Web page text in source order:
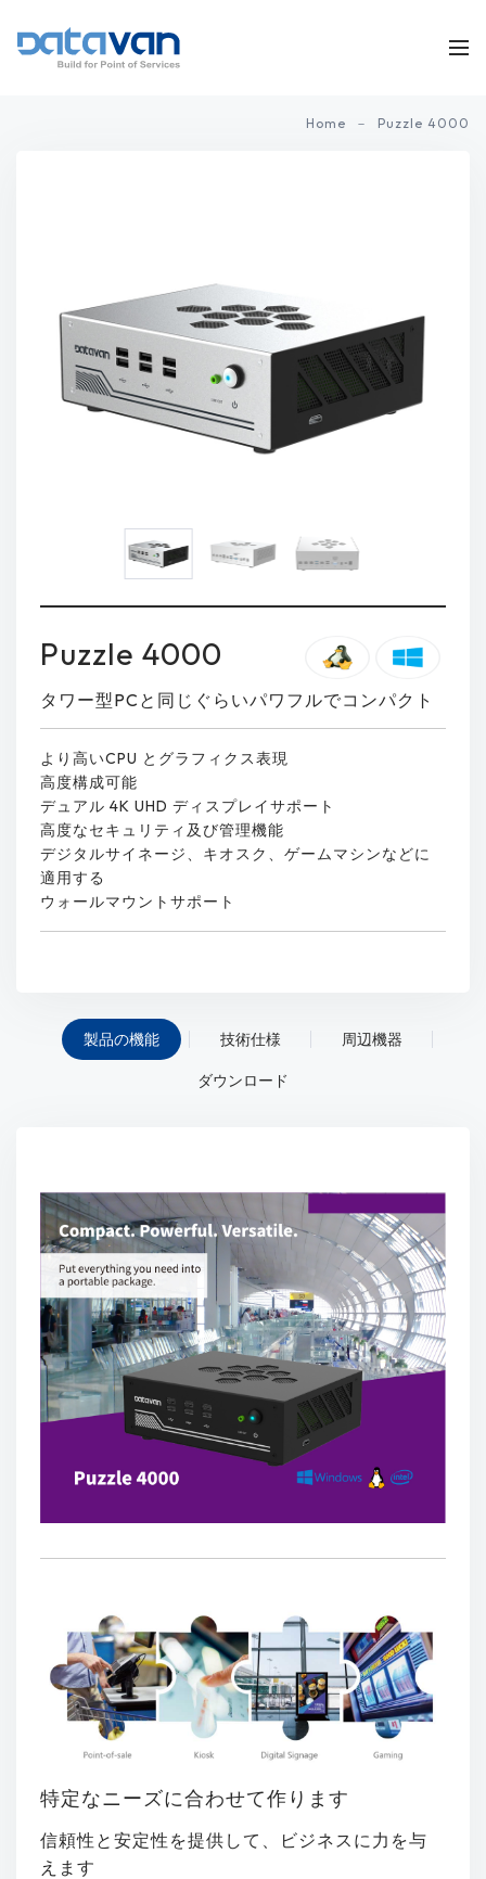
Home Puzzle 4000
Puzzle 4000
タワー型PCと同じぐらいパワフルでコンパクト
より高いCPU とグラフィクス表現
高度構成可能
デュアル 4K UHD ディスプレイサポート
高度なセキュリティ及び管理機能
デジタルサイネージ、キオスク、ゲームマシンなどに
適用する
ウォールマウントサポート
製品の機能 技術仕様 周辺機器
ダウンロード
特定なニーズに合わせて作ります
信頼性と安定性を提供して、ビジネスに力を与
えます